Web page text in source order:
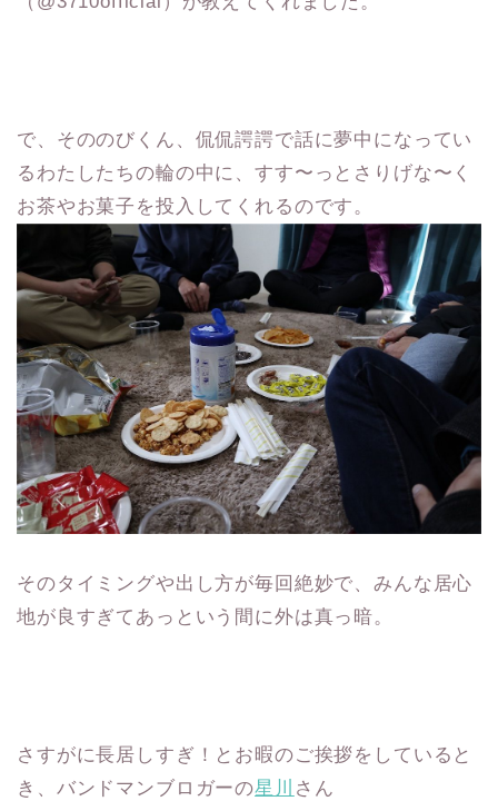
で、そののびくん、侃侃諤諤で話に夢中になってい
るわたしたちの輪の中に、すす〜っとさりげな〜く
お茶やお菓子を投入してくれるのです。
そのタイミングや出し方が毎回絶妙で、みんな居心
地が良すぎてあっという間に外は真っ暗。
さすがに長居しすぎ！とお暇のご挨拶をしていると
き、バンドマンブロガーの星川 さん